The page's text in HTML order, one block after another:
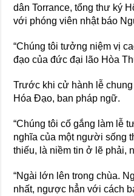
dân Torrance, tổng thư ký
với phóng viên nhật báo
“Chúng tôi tưởng niệm vị
đạo của đức đại lão Hòa
Trước khi cử hành lễ
Hóa Đạo, ban pháp ngữ.
“Chúng tôi cố gắng làm lễ
nghĩa của một người sống
thiếu, là niềm tin ở lẽ phải,
“Ngài lớn lên trong chùa.
nhất, ngược hẳn với cách